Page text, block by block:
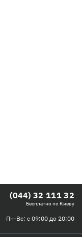
(044) 32 111 32
Бесплатно по Киеву
Пн-Вс: с 09:00 до 20:00